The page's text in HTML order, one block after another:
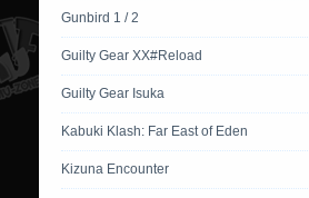
Gunbird 1 / 2
Guilty Gear XX#Reload
Guilty Gear Isuka
Kabuki Klash: Far East of Eden
Kizuna Encounter